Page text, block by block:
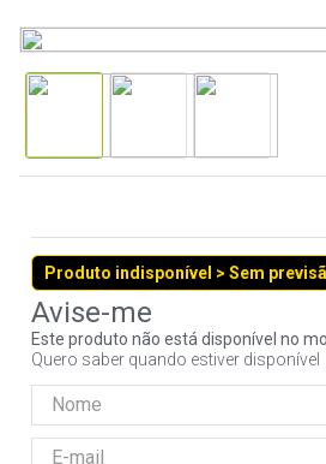
Produto indisponível > Sem
Este produto não está disponível no
Quero saber quando estiver disponível
3º
teclado
6º
mouse
8º
fractal
10º hd